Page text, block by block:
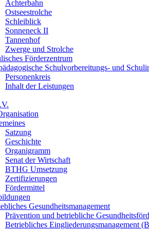
Achterbahn
Ostseestrolche
Schleiblick
Sonneneck II
Tannenhof
Zwerge und Strolche
Förderzentrum
Schulvorbereitungs- und
Personenkreis
Inhalt der Leistungen
Satzung
Geschichte
Organigramm
Senat der Wirtschaft
BTHG Umsetzung
Zertifizierungen
Fördermittel
Gesundheitsmanagement
Prävention und betriebliche
Betriebliches Eingliederungsmanagement